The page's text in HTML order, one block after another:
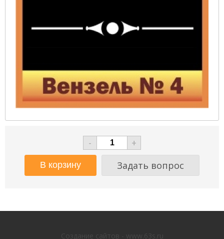
-
+
Задать вопрос
Создание сайтов - www.63s.ru